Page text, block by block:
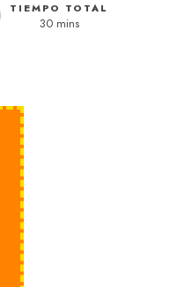
TIEMPO TOTAL
30 mins